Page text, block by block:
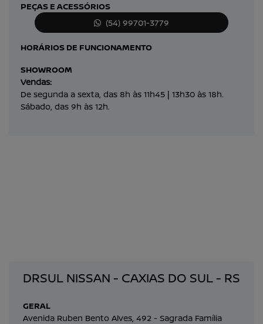
PEÇAS E ACESSÓRIOS
(54) 99701-3779
HORÁRIOS DE FUNCIONAMENTO
SHOWROOM
Vendas:
De segunda a sexta, das 8h às 11h45 | 13h30 às 18h.
Sábado, das 9h às 12h.
DRSUL NISSAN - CAXIAS DO SUL - RS
GERAL
Avenida Ruben Bento Alves, 492 - Sagrada Família